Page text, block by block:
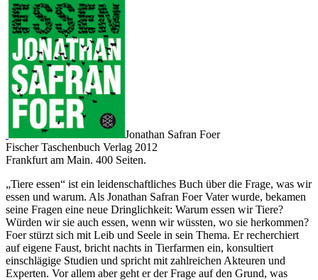
Jonathan Safran Foer
Fischer Taschenbuch Verlag 2012
Frankfurt am Main. 400 Seiten.
„Tiere essen“ ist ein leidenschaftliches Buch über die Frage, was wir
essen und warum. Als Jonathan Safran Foer Vater wurde, bekamen
seine Fragen eine neue Dringlichkeit: Warum essen wir Tiere?
Würden wir sie auch essen, wenn wir wüssten, wo sie herkommen?
Foer stürzt sich mit Leib und Seele in sein Thema. Er recherchiert
auf eigene Faust, bricht nachts in Tierfarmen ein, konsultiert
einschlägige Studien und spricht mit zahlreichen Akteuren und
Experten. Vor allem aber geht er der Frage auf den Grund, was